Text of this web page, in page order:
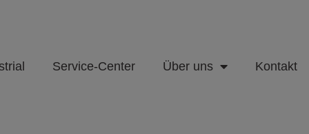
Service-Center Über uns Kontakt